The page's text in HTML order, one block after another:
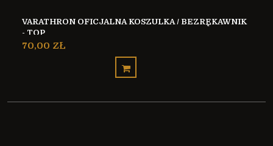
VARATHRON OFICJALNA KOSZULKA / BEZRĘKAWNIK
- TOP
70,00 ZŁ